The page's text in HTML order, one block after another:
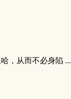
，从而不必身陷 ...